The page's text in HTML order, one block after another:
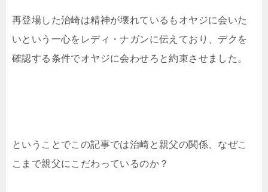
再登場した治崎は精神が壊れているもオヤジに会いた
いという一心をレディ・ナガンに伝えており、デクを
確認する条件でオヤジに会わせろと約束させました。
ということでこの記事では治崎と親父の関係、なぜこ
こまで親父にこだわっているのか？